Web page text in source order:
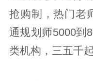
抢购制，热门老
通规划师5000到
类机构，三五千起